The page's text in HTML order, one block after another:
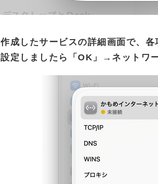
作成したサービスの詳細画面で、各
設定しましたら「OK」→ネットワ